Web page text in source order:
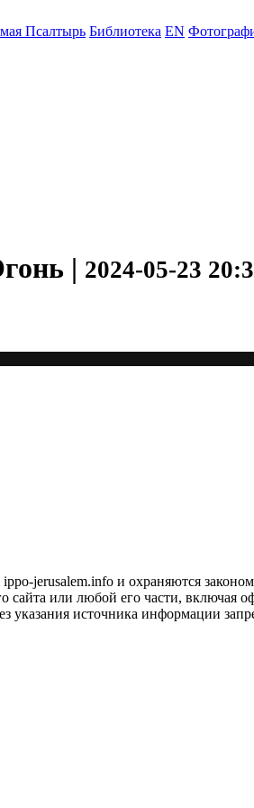
Псалтырь Библиотека EN
| 2024-05-23
jerusalem.info и охраняются
или любой его части, включая
указания источника информации